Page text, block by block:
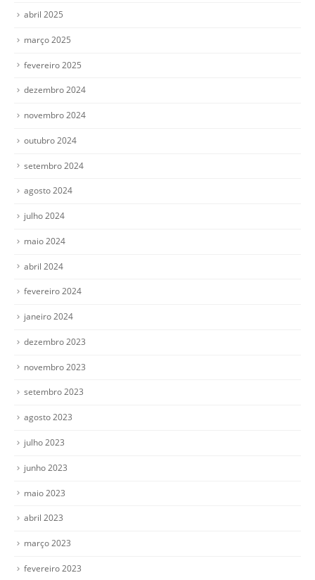
abril 2025
março 2025
fevereiro 2025
dezembro 2024
novembro 2024
outubro 2024
setembro 2024
agosto 2024
julho 2024
maio 2024
abril 2024
fevereiro 2024
janeiro 2024
dezembro 2023
novembro 2023
setembro 2023
agosto 2023
julho 2023
junho 2023
maio 2023
abril 2023
março 2023
fevereiro 2023